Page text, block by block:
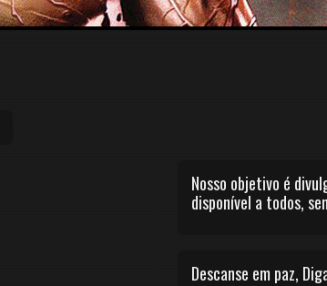
Nosso objetivo é
disponível a todos,
Descanse em paz,